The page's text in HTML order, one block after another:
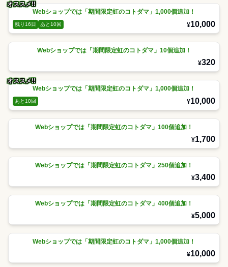
オススメ!!
Webショップでは「期間限定虹のコトダマ」1,000個追加！
残り16日 あと10回 ¥10,000
Webショップでは「期間限定虹のコトダマ」10個追加！
¥320
オススメ!!
Webショップでは「期間限定虹のコトダマ」1,000個追加！
あと10回 ¥10,000
Webショップでは「期間限定虹のコトダマ」100個追加！
¥1,700
Webショップでは「期間限定虹のコトダマ」250個追加！
¥3,400
Webショップでは「期間限定虹のコトダマ」400個追加！
¥5,000
Webショップでは「期間限定虹のコトダマ」1,000個追加！
¥10,000